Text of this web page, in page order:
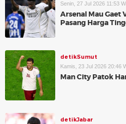
Senin, 27 Jul 2026 11:53
Arsenal Mau Gaet
Pasang Harga
detikSumut
Kamis, 23 Jul 2026 20:46
Man City Patok
detikJabar